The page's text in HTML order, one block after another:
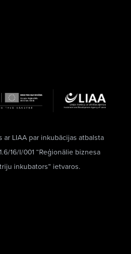
LIAA par inkubācijas atbalsta
16/I/001 “Reģionālie biznesa
inkubators” ietvaros.